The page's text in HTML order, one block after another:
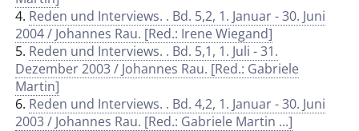
4. Reden und Interviews. . Bd. 5,2, 1. Januar - 30. Juni
2004 / Johannes Rau. [Red.: Irene Wiegand]
5. Reden und Interviews. . Bd. 5,1, 1. Juli - 31.
Dezember 2003 / Johannes Rau. [Red.: Gabriele
Martin]
6. Reden und Interviews. . Bd. 4,2, 1. Januar - 30. Juni
2003 / Johannes Rau. [Red.: Gabriele Martin ...]